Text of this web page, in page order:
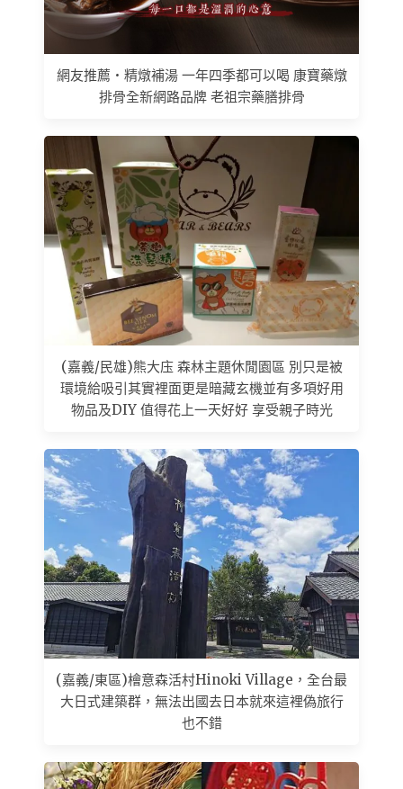
網友推薦 • 精燉補湯 一年四季都可以喝 康寶藥燉
排骨全新網路品牌 老祖宗藥膳排骨
(嘉義/民雄)熊大庒 森林主題休閒園區 別只是被
環境給吸引其實裡面更是暗藏玄機並有多項好用
物品及DIY 值得花上一天好好 享受親子時光
(嘉義/東區)檜意森活村Hinoki Village，全台最
大日式建築群，無法出國去日本就來這裡偽旅行
也不錯